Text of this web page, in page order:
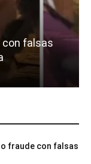
con falsas
fraude con falsas